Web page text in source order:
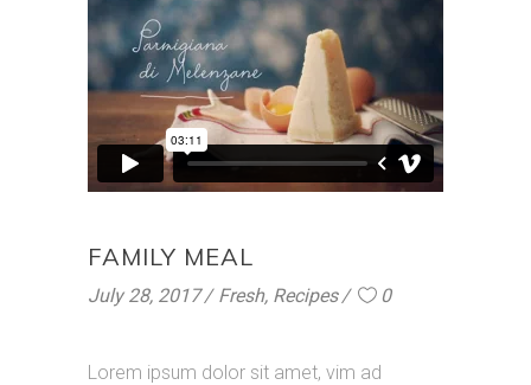
FAMILY MEAL
July 28, 2017 Fresh, Recipes 0
Lorem ipsum dolor sit amet, vim ad